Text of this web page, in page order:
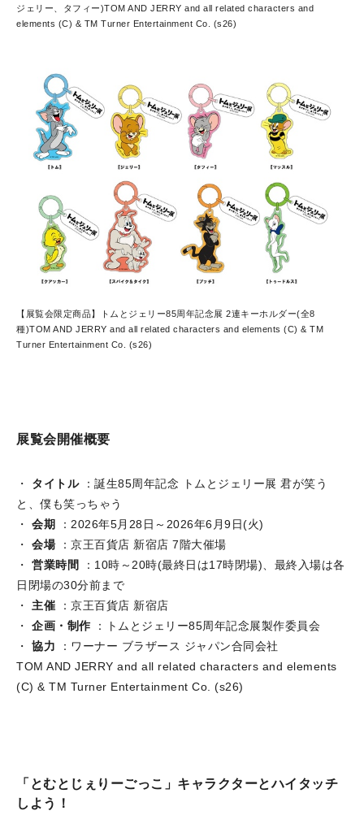
ジェリー、タフィー)TOM AND JERRY and all related characters and
elements (C) & TM Turner Entertainment Co. (s26)
【展覧会限定商品】トムとジェリー85周年記念展 2連キーホルダー(全8
種)TOM AND JERRY and all related characters and elements (C) & TM
Turner Entertainment Co. (s26)
展覧会開催概要
・ タイトル：誕生85周年記念 トムとジェリー展 君が笑う
と、僕も笑っちゃう
・ 会期
：2026年5月28日～2026年6月9日(火)
・ 会場：京王百貨店 新宿店 7階大催場
・ 営業時間
：10時～20時(最終日は17時閉場)、最終入場は各
日閉場の30分前まで
・ 主催 ：京王百貨店 新宿店
・ 企画・制作 ：トムとジェリー85周年記念展製作委員会
・ 協力 ：ワーナー ブラザース ジャパン合同会社
TOM AND JERRY and all related characters and elements
(C) & TM Turner Entertainment Co. (s26)
「とむとじぇりーごっこ」キャラクターとハイタッチ
しよう！